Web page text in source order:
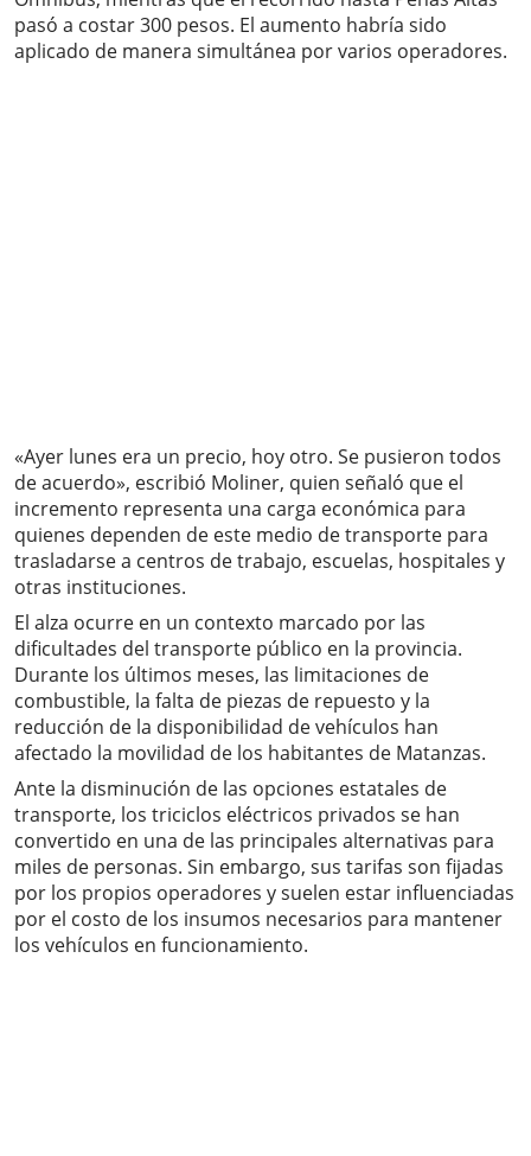
pasó a costar 300 pesos. El aumento habría sido
aplicado de manera simultánea por varios operadores.
«Ayer lunes era un precio, hoy otro. Se pusieron todos
de acuerdo», escribió Moliner, quien señaló que el
incremento representa una carga económica para
quienes dependen de este medio de transporte para
trasladarse a centros de trabajo, escuelas, hospitales y
otras instituciones.
El alza ocurre en un contexto marcado por las
dificultades del transporte público en la provincia.
Durante los últimos meses, las limitaciones de
combustible, la falta de piezas de repuesto y la
reducción de la disponibilidad de vehículos han
afectado la movilidad de los habitantes de Matanzas.
Ante la disminución de las opciones estatales de
transporte, los triciclos eléctricos privados se han
convertido en una de las principales alternativas para
miles de personas. Sin embargo, sus tarifas son fijadas
por los propios operadores y suelen estar influenciadas
por el costo de los insumos necesarios para mantener
los vehículos en funcionamiento.